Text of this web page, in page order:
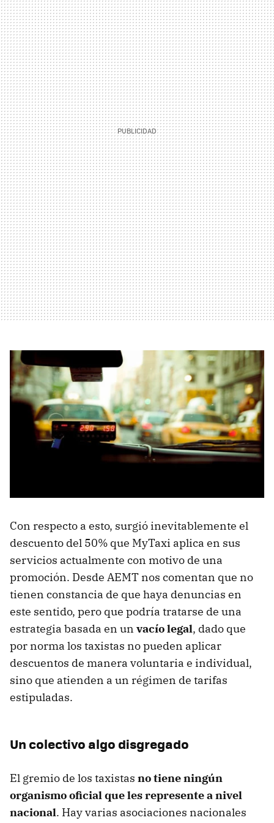
Con respecto a esto, surgió inevitablemente el
descuento del 50% que MyTaxi aplica en sus
servicios actualmente con motivo de una
promoción. Desde AEMT nos comentan que no
tienen constancia de que haya denuncias en
este sentido, pero que podría tratarse de una
estrategia basada en un vacío legal, dado que
por norma los taxistas no pueden aplicar
descuentos de manera voluntaria e individual,
sino que atienden a un régimen de tarifas
estipuladas.
Un colectivo algo disgregado
El gremio de los taxistas no tiene ningún
organismo oficial que les represente a nivel
nacional. Hay varias asociaciones nacionales